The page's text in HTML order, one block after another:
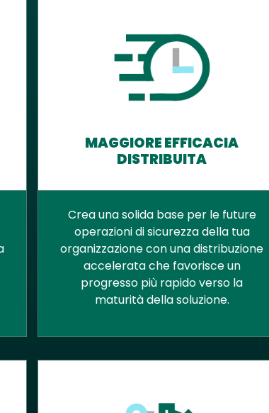
MAGGIORE EFFICACIA
DISTRIBUITA
Crea una solida base per le future
operazioni di sicurezza della tua
organizzazione con una distribuzione
accelerata che favorisce un
progresso più rapido verso la
maturità della soluzione.